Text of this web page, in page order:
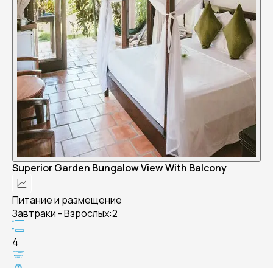
Superior Garden Bungalow View With Balcony
Питание и размещение
Завтраки - Взрослых:2
4